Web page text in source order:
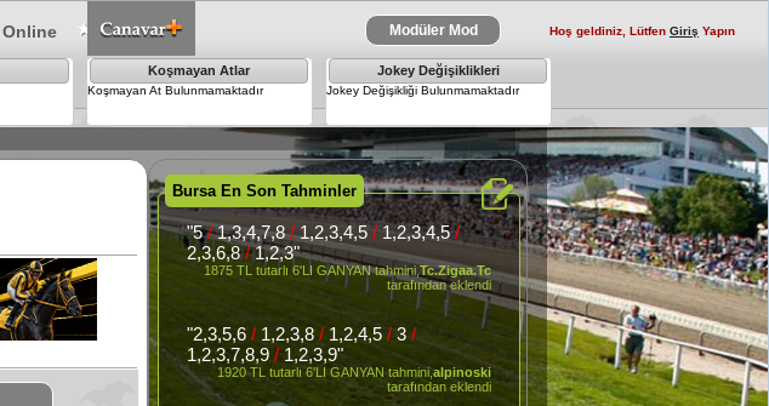
Online Modüler Mod Hoş geldiniz, Lütfen Giriş Yapın
Koşmayan Atlar
Koşmayan At Bulunmamaktadır
Jokey Değişiklikleri
Jokey Değişikliği Bulunmamaktadır
Bursa En Son Tahminler
"5/1,3,4,7,8/1,2,3,4,5/ 1,2,3,4,5/
2,3,6,8/1,2,3"
1875 TL tutarlı 6'LI GANYAN tahmini,Tc.Zigaa.Tc
tarafından eklendi
"2,3,5,6/ 1,2,3,8/ 1,2,4,5/3/
1,2,3,7,8,9/ 1,2,3,9"
1920 TL tutarlı 6'LI GANYAN tahmini,alpinoski
tarafından eklendi
×